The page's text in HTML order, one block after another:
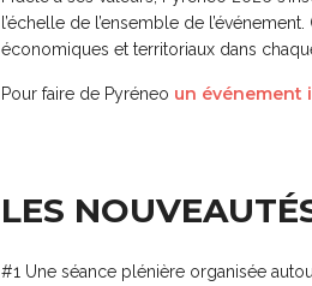
l’échelle de l’ensemble de
économiques et territoriaux dans
Pour faire de Pyréneo un événement
LES
#1 Une séance plénière organisée